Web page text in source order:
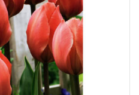
évènements
horticole